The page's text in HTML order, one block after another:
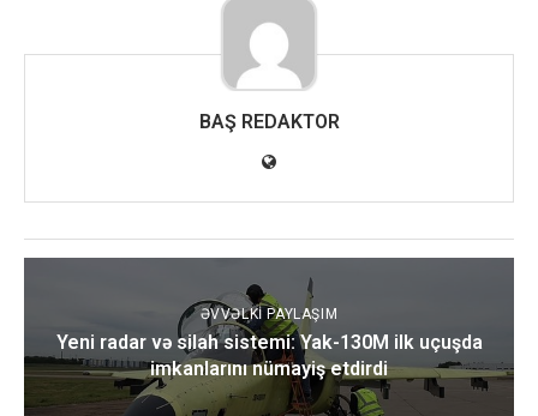
BAŞ REDAKTOR
ƏVVƏLKI PAYLAŞIM
Yeni radar və silah sistemi: Yak-130M ilk uçuşda
imkanlarını nümayiş etdirdi